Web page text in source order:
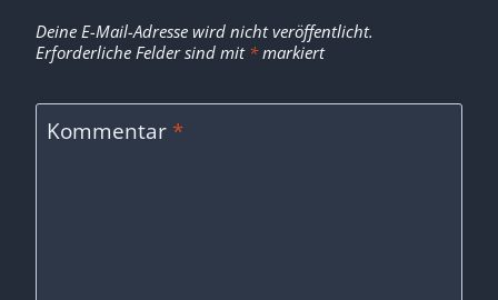
Deine E-Mail-Adresse wird nicht veröffentlicht.
Erforderliche Felder sind mit *markiert
Kommentar *